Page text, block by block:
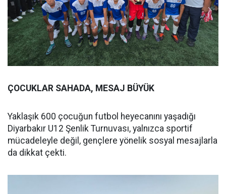
ÇOCUKLAR SAHADA, MESAJ BÜYÜK
Yaklaşık 600 çocuğun futbol heyecanını yaşadığı
Diyarbakır U12 Şenlik Turnuvası, yalnızca sportif
mücadeleyle değil, gençlere yönelik sosyal mesajlarla
da dikkat çekti.